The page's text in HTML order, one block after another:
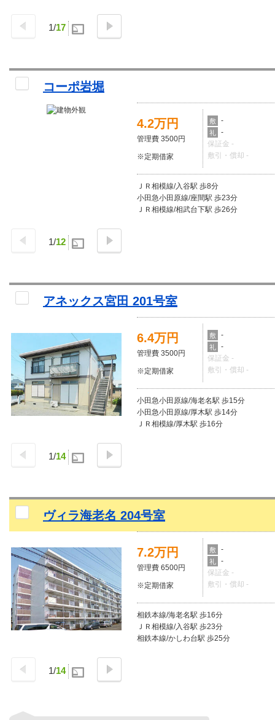
1/17
コーポ岩堀
1/12
4.2万円
管理費 3500円
※定期借家
敷 -
礼
-
保証金 -
敷引・償却 -
ＪＲ相模線/入谷駅 歩8分
小田急小田原線/座間駅 歩23分
ＪＲ相模線/相武台下駅 歩26分
アネックス宮田 201号室
1/14
6.4万円
管理費 3500円
※定期借家
敷 -
礼
-
保証金 -
敷引・償却 -
小田急小田原線/海老名駅 歩15分
小田急小田原線/厚木駅 歩14分
ＪＲ相模線/厚木駅 歩16分
ヴィラ海老名 204号室
1/14
7.2万円
管理費 6500円
※定期借家
敷 -
礼
-
保証金 -
敷引・償却 -
相鉄本線/海老名駅 歩16分
ＪＲ相模線/入谷駅 歩23分
相鉄本線/かしわ台駅 歩25分